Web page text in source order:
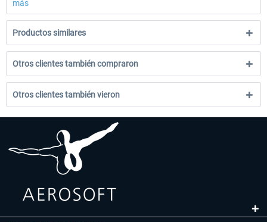
más
Productos similares
Otros clientes también compraron
Otros clientes también vieron